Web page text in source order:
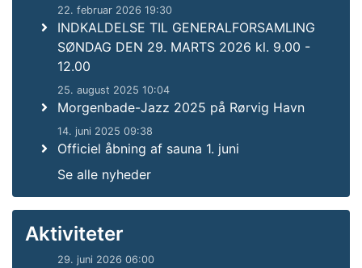
22. februar 2026 19:30
INDKALDELSE TIL GENERALFORSAMLING
SØNDAG DEN 29. MARTS 2026 kl. 9.00 -
12.00
25. august 2025 10:04
Morgenbade-Jazz 2025 på Rørvig Havn
14. juni 2025 09:38
Officiel åbning af sauna 1. juni
Se alle nyheder
Aktiviteter
29. juni 2026 06:00